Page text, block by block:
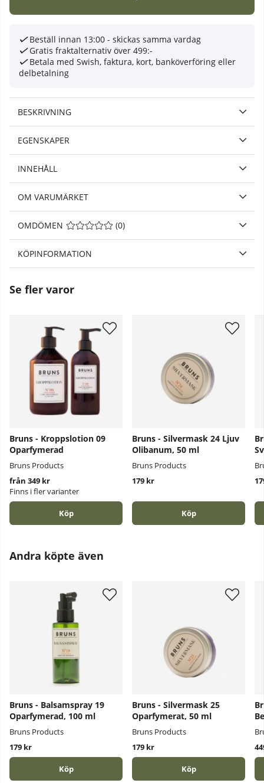
Beställ innan 13:00 - skickas samma vardag
Gratis fraktalternativ över 499:-
Betala med Swish, faktura, kort, banköverföring eller
delbetalning
BESKRIVNING
EGENSKAPER
INNEHÅLL
OM VARUMÄRKET
OMDÖMEN MEDELBETYG 0 AV 5 ANTAL BETYG 0
(0)
KÖPINFORMATION
Se fler varor
Bruns - Kroppslotion 09
Oparfymerad
Bruns Products
från 349 kr
Finns i fler varianter
Köp
Bruns - Silvermask 24 Ljuv
Olibanum, 50 ml
Bruns Products
179 kr
Köp
Andra köpte även
Bruns - Balsamspray 19
Oparfymerad, 100 ml
Bruns Products
179 kr
Köp
Bruns - Silvermask 25
Oparfymerat, 50 ml
Bruns Products
179 kr
Köp